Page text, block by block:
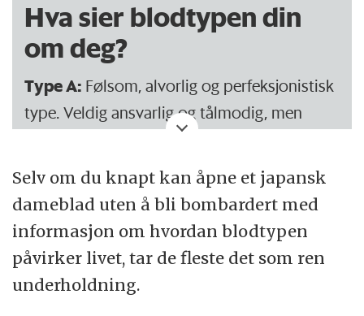
Hva sier blodtypen din
om deg?
Type A: Følsom, alvorlig og perfeksjonistisk
type. Veldig ansvarlig og tålmodig, men
Type O:Selvsikker, ambisiøs og viljesterk,
men selvsentrert og uforutsigbar. Siden
andre verdenskrighar de fleste japanske
statsministrene vært type O, og derfor
assosieres O med en ledertype.
Selv om du knapt kan åpne et japansk
dameblad uten å bli bombardert med
informasjon om hvordan blodtypen
påvirker livet, tar de fleste det som ren
underholdning.